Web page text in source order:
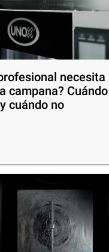
necesita
campana?
cuándo no